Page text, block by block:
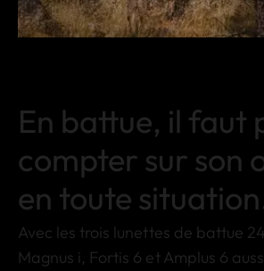
En battue, il faut
compter sur son
en toute
Avec les trois lunettes de battue
Magnus i, Fortis 6 et Amplus 6